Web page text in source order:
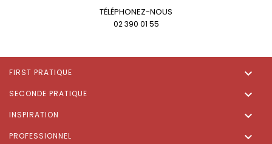
TÉLÉPHONEZ-NOUS
02 390 01 55
FIRST PRATIQUE 
SECONDE PRATIQUE 
INSPIRATION 
PROFESSIONNEL 